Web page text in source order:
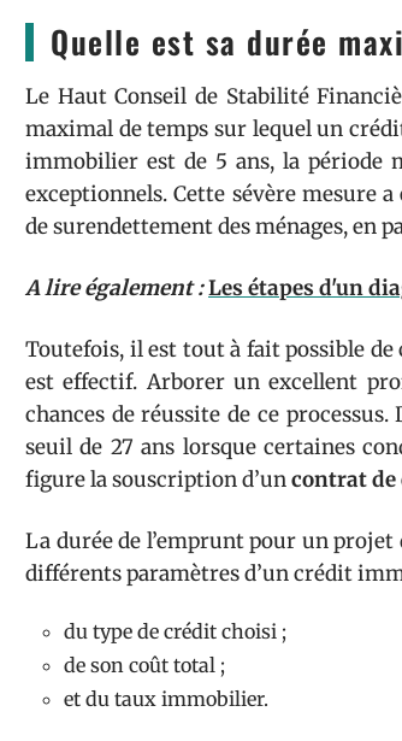
Quelle est sa durée
Le Haut Conseil de Stabilité
maximal de temps sur lequel un
immobilier est de 5 ans, la période
exceptionnels. Cette sévère mesure
de surendettement des ménages, en
A lire également :Les étapes d'un
Toutefois, il est tout à fait possible
est effectif. Arborer un excellent
chances de réussite de ce
seuil de 27 ans lorsque certaines
figure la souscription d’uncontrat de
La durée de l’emprunt pour un projet
différents paramètres d’un crédit
du type de crédit choisi ;
de son coût total ;
et du taux immobilier.